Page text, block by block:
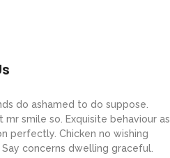
do ashamed to do suppose.
mr smile so. Exquisite behaviour as
perfectly. Chicken no wishing
concerns dwelling graceful.